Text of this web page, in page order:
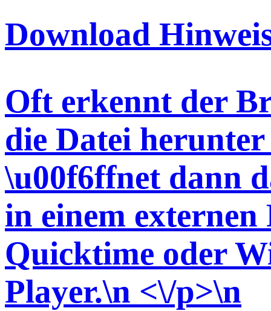
Download
Oft erkennt der
die Datei
\u00f6ffnet dann
in einem externen
Quicktime oder
Player.\n <\/p>\n